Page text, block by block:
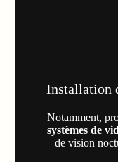
Installation
Notamment,
systèmes de
de vision